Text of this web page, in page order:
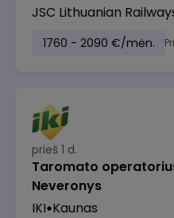
JSC Lithuanian
1760 - 2090 €/mėn.
prieš 1 d.
Taromato
Neveronys
IKI Kaunas